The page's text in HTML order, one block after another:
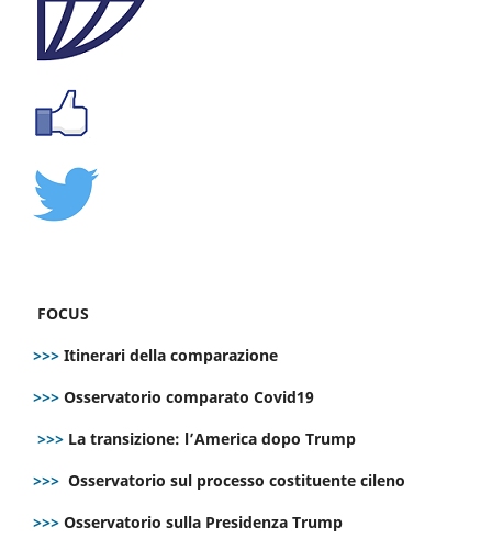
FOCUS
>>> Itinerari della comparazione
>>> Osservatorio comparato Covid19
>>> La transizione: l’America dopo Trump
>>> Osservatorio sul processo costituente cileno
>>> Osservatorio sulla Presidenza Trump